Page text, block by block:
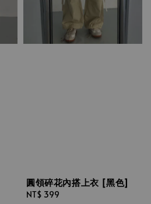
圓領碎花內搭上衣 [黑色]
Regular
NT$ 399